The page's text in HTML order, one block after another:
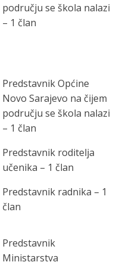
području se škola nalazi
– 1 član
Predstavnik Općine
Novo Sarajevo na čijem
području se škola nalazi
– 1 član
Predstavnik roditelja
učenika – 1 član
Predstavnik radnika – 1
član
Predstavnik
Ministarstva